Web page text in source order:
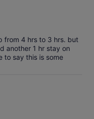
from 4 hrs to 3 hrs. but
another 1 hr stay on
to say this is some